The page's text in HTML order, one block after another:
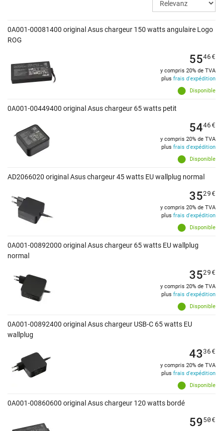
0A001-00081400 original Asus chargeur 150 watts angulaire Logo
ROG
Disponible
5546€
y compris 20% de TVA
plus frais d'expédition
0A001-00449400 original Asus chargeur 65 watts petit
Disponible
5446€
y compris 20% de TVA
plus frais d'expédition
AD2066020 original Asus chargeur 45 watts EU wallplug normal
Disponible
3529€
y compris 20% de TVA
plus frais d'expédition
0A001-00892000 original Asus chargeur 65 watts EU wallplug
normal
Disponible
3529€
y compris 20% de TVA
plus frais d'expédition
0A001-00892400 original Asus chargeur USB-C 65 watts EU
wallplug
Disponible
4336€
y compris 20% de TVA
plus frais d'expédition
0A001-00860600 original Asus chargeur 120 watts bordé
5950€